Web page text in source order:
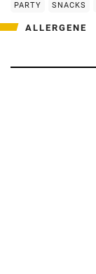
PARTY SNACKS
ALLERGENE